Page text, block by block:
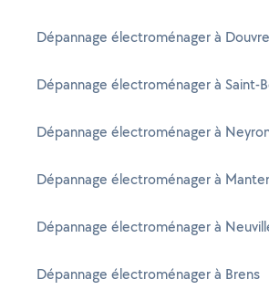
Dépannage électroménager à
Dépannage électroménager à Saint-
Dépannage électroménager à
Dépannage électroménager à
Dépannage électroménager à
Dépannage électroménager à Brens